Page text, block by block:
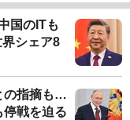
国のITも
シェア8
の指摘も…
停戦を迫る